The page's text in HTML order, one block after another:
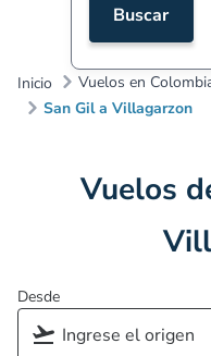
Buscar
Inicio Vuelos en
San Gil a Villagarzon
Vuelos
Desde